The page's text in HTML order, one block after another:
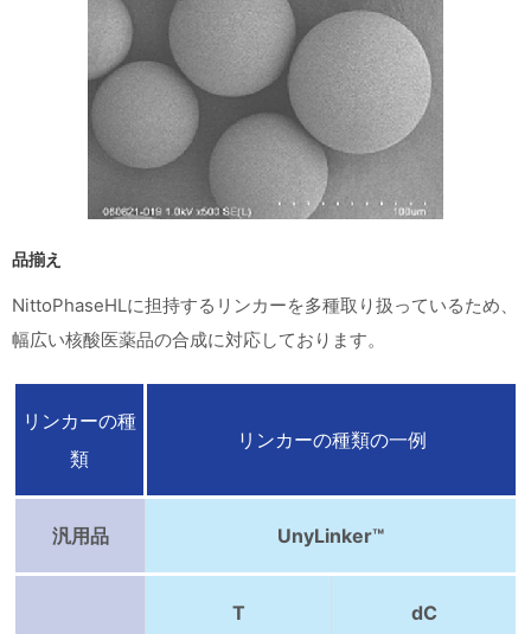
品揃え
NittoPhaseHLに担持するリンカーを多種取り扱っているため、
幅広い核酸医薬品の合成に対応しております。
リンカーの種
類
リンカーの種類の一例
汎用品 UnyLinker™
T dC